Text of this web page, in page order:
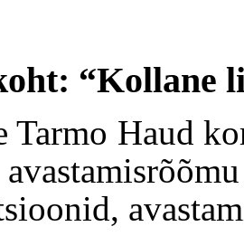
“Kollane
Haud